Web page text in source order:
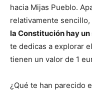
hacia Mijas Pueblo.
relativamente
la Constitución hay
te dedicas a explorar
tienen un valor de 1
¿Qué te han parecido